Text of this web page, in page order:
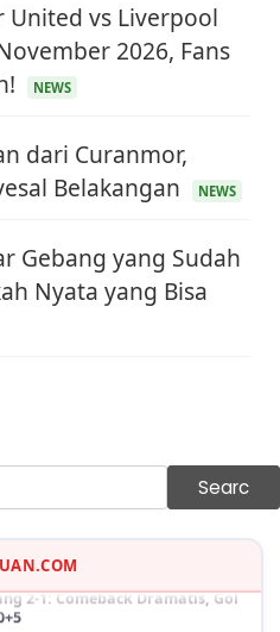
United vs Liverpool
2026, Fans
NEWS
dari Curanmor,
Belakangan
NEWS
Gebang yang Sudah
Nyata yang Bisa
Searc
Misteri Perampokan